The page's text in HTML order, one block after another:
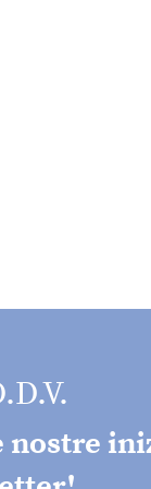
nostre